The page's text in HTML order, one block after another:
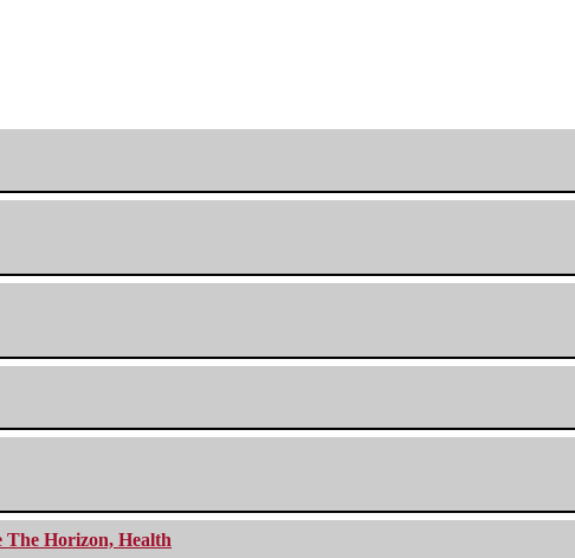
The Horizon, Health